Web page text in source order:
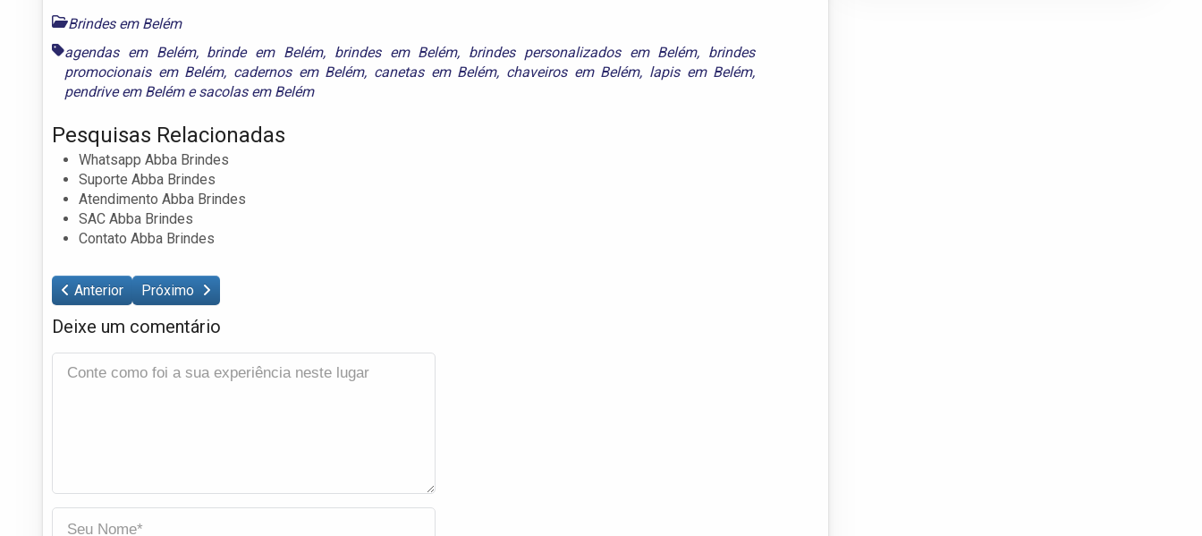
Brindes em Belém
agendas em Belém, brinde em Belém, brindes em Belém, brindes personalizados em Belém, brindes
promocionais em Belém, cadernos em Belém, canetas em Belém, chaveiros em Belém, lapis em Belém,
pendrive em Belémesacolas em Belém
Pesquisas Relacionadas
Whatsapp Abba Brindes
Suporte Abba Brindes
Atendimento Abba Brindes
SAC Abba Brindes
Contato Abba Brindes
Anterior Próximo
Deixe um comentário